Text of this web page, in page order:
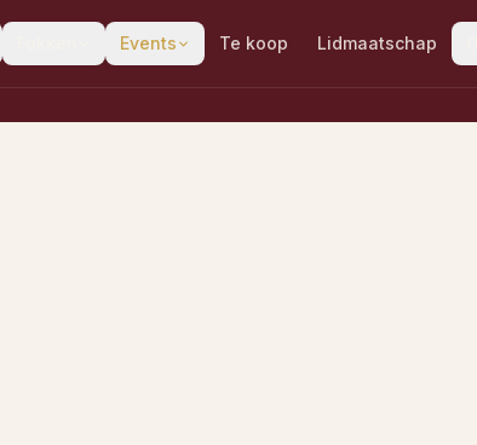
Events Te koop Lidmaatschap